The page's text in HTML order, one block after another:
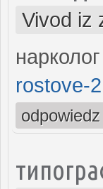
Vivod iz
rostove-
odpowiedz